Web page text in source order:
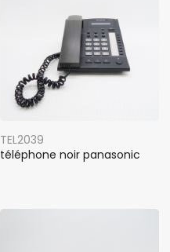
TEL2039
téléphone noir panasonic